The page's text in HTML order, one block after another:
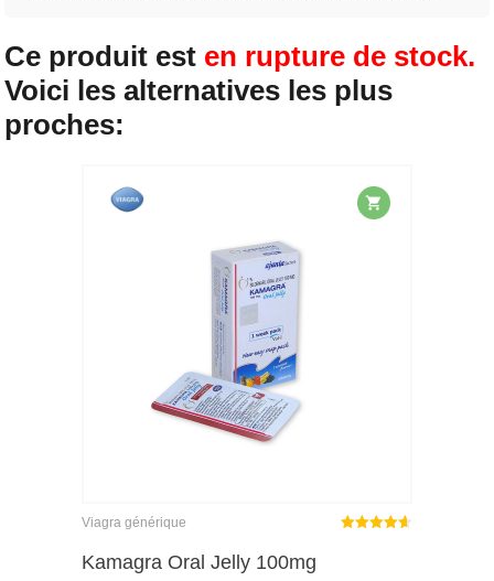
Ce produit est en rupture de stock.
Voici les alternatives les plus
proches:
Viagra générique
Kamagra Oral Jelly 100mg